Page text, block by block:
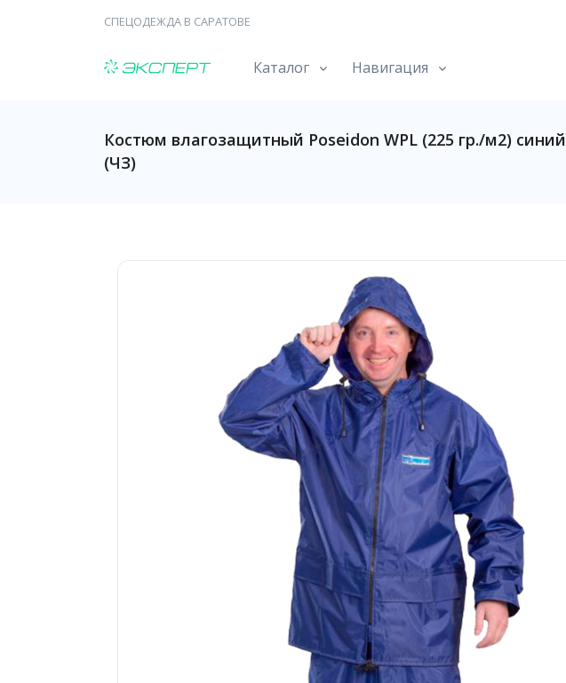
СПЕЦОДЕЖДА В САРАТОВЕ
Каталог Навигация
Костюм влагозащитный Poseidon WPL (225 гр./м2) синий
(ЧЗ)